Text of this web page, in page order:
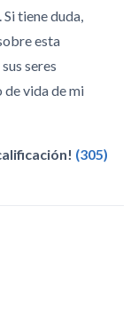
tiene duda,
esta
seres
de vida de mi
(305)